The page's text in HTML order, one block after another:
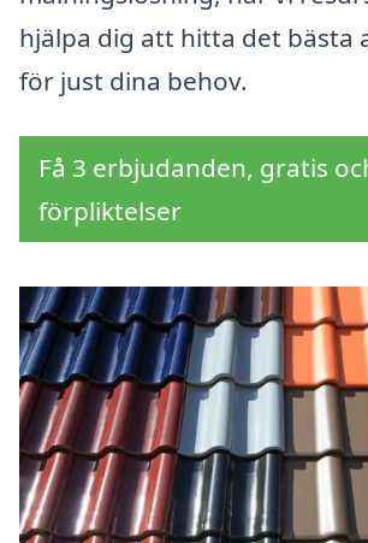
hjälpa dig att hitta det bästa
för just dina behov.
Få 3 erbjudanden, gratis
förpliktelser